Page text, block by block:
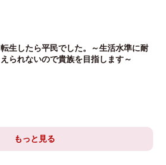
転生したら平民でした。～生活水準に耐
えられないので貴族を目指します～
もっと見る